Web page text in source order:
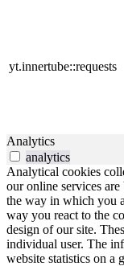
yt.innertube::requests
Analytics
analytics
Analytical cookies
our online services
the way in which you
way you react to the
design of our site.
individual user. The
website statistics on a